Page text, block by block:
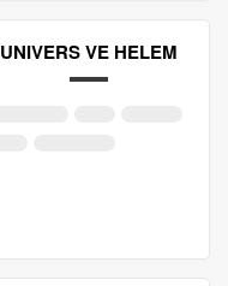
UNIVERS VE HELEM